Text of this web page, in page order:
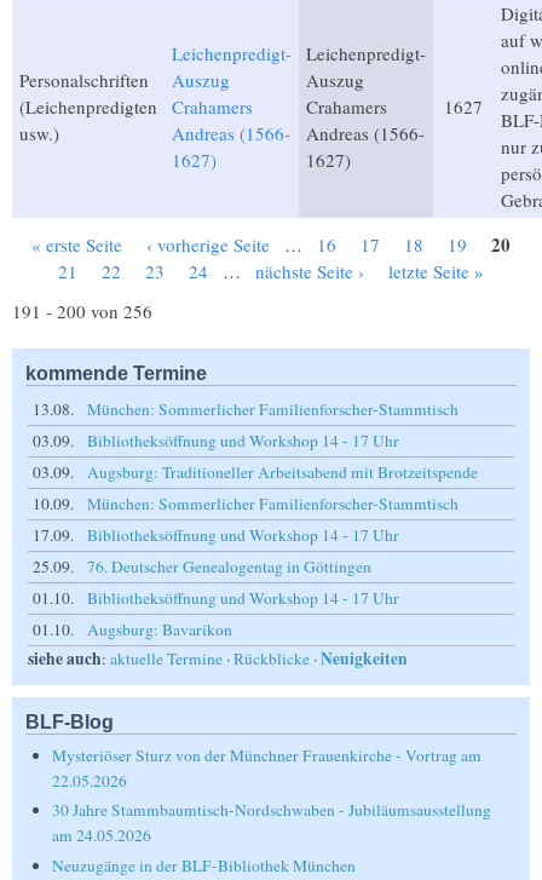
Personalschriften
(Leichenpredigten
usw.)
Leichenpredigt-
Auszug
Crahamers
Andreas (1566-
1627)
Leichenpredigt-
Auszug
Crahamers
Andreas (1566-
1627)
1627
auf
nur
Seiten
« erste Seite ‹ vorherige Seite … 16 17 18 19 20
21 22 23 24 … nächste Seite ›
letzte Seite »
191 - 200 von 256
kommende Termine
13.08.
München: Sommerlicher Familienforscher-Stammtisch
03.09.
Bibliotheksöffnung und Workshop 14 - 17 Uhr
03.09.
Augsburg: Traditioneller Arbeitsabend mit Brotzeitspende
10.09.
München: Sommerlicher Familienforscher-Stammtisch
17.09.
Bibliotheksöffnung und Workshop 14 - 17 Uhr
25.09.
76. Deutscher Genealogentag in Göttingen
01.10.
Bibliotheksöffnung und Workshop 14 - 17 Uhr
01.10.
Augsburg: Bavarikon
siehe auch: aktuelle Termine ·Rückblicke ·Neuigkeiten
BLF-Blog
Mysteriöser Sturz von der Münchner Frauenkirche - Vortrag am
22.05.2026
30 Jahre Stammbaumtisch-Nordschwaben - Jubiläumsausstellung
am 24.05.2026
Neuzugänge in der BLF-Bibliothek München